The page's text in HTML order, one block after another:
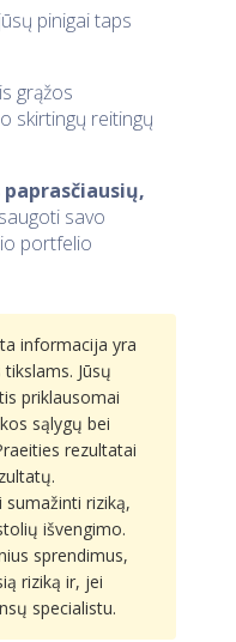
pinigai taps
grąžos
skirtingų reitingų
savo
portfelio
informacija yra
Jūsų
priklausomai
sąlygų bei
rezultatai
sumažinti riziką,
išvengimo.
sprendimus,
riziką ir, jei
specialistu.